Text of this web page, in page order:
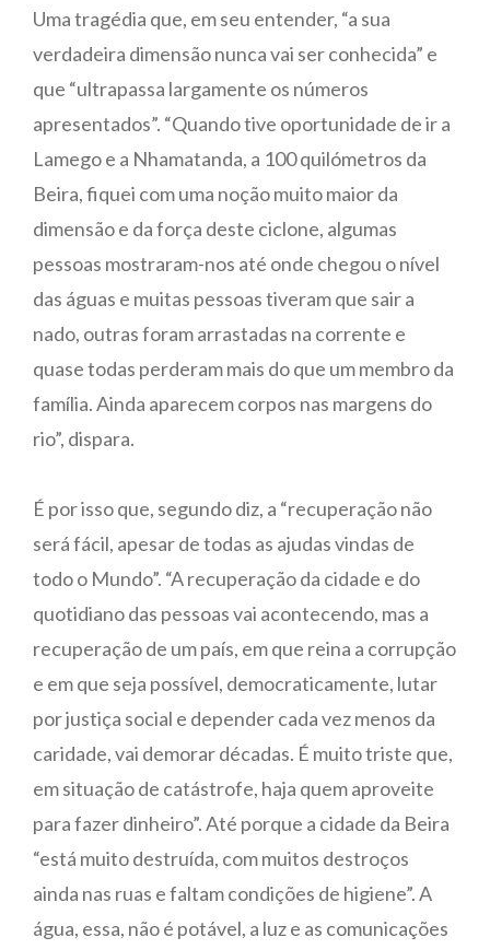
Uma tragédia que, em seu entender, “a sua
verdadeira dimensão nunca vai ser conhecida” e
que “ultrapassa largamente os números
apresentados”. “Quando tive oportunidade de ir a
Lamego e a Nhamatanda, a 100 quilómetros da
Beira, fiquei com uma noção muito maior da
dimensão e da força deste ciclone, algumas
pessoas mostraram-nos até onde chegou o nível
das águas e muitas pessoas tiveram que sair a
nado, outras foram arrastadas na corrente e
quase todas perderam mais do que um membro da
família. Ainda aparecem corpos nas margens do
rio”, dispara.
É por isso que, segundo diz, a “recuperação não
será fácil, apesar de todas as ajudas vindas de
todo o Mundo”. “A recuperação da cidade e do
quotidiano das pessoas vai acontecendo, mas a
recuperação de um país, em que reina a corrupção
e em que seja possível, democraticamente, lutar
por justiça social e depender cada vez menos da
caridade, vai demorar décadas. É muito triste que,
em situação de catástrofe, haja quem aproveite
para fazer dinheiro”. Até porque a cidade da Beira
“está muito destruída, com muitos destroços
ainda nas ruas e faltam condições de higiene”. A
água, essa, não é potável, a luz e as comunicações